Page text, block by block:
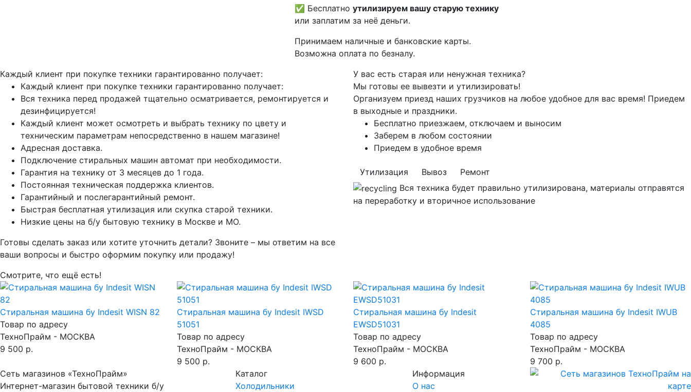
✅ Бесплатно утилизируем вашу старую технику
или заплатим за неё деньги.
Принимаем наличные и банковские карты.
Возможна оплата по безналу.
Каждый клиент при покупке техники гарантированно получает:
Каждый клиент при покупке техники гарантированно получает:
Вся техника перед продажей тщательно осматривается, ремонтируется и
дезинфицируется!
Каждый клиент может осмотреть и выбрать технику по цвету и
техническим параметрам непосредственно в нашем магазине!
Адресная доставка.
Подключение стиральных машин автомат при необходимости.
Гарантия на технику от 3 месяцев до 1 года.
Постоянная техническая поддержка клиентов.
Гарантийный и послегарантийный ремонт.
Быстрая бесплатная утилизация или скупка старой техники.
Низкие цены на б/у бытовую технику в Москве и МО.
Готовы сделать заказ или хотите уточнить детали? Звоните – мы ответим на все
ваши вопросы и быстро оформим покупку или продажу!
У вас есть старая или ненужная техника?
Мы готовы ее вывезти и утилизировать!
Организуем приезд наших грузчиков на любое удобное для вас время! Приедем
в выходные и праздники.
Бесплатно приезжаем, отключаем и выносим
Заберем в любом состоянии
Приедем в удобное время
Утилизация Вывоз
Ремонт
Вся техника будет правильно утилизирована, материалы отправятся
на переработку и вторичное использование
Смотрите, что ещё есть!
Стиральная машина бу Indesit WISN 82
Товар по адресу
ТехноПрайм - МОСКВА
9 500 р.
Стиральная машина бу Indesit IWSD
51051
Товар по адресу
ТехноПрайм - МОСКВА
9 500 р.
Стиральная машина бу Indesit
EWSD51031
Товар по адресу
ТехноПрайм - МОСКВА
9 600 р.
Стиральная машина бу Indesit IWUB
4085
Товар по адресу
ТехноПрайм - МОСКВА
9 700 р.
Сеть магазинов «ТехноПрайм»
Интернет-магазин бытовой техники б/у
Каталог
Холодильники
Информация
О нас